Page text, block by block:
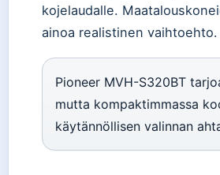
kojelaudalle.
ainoa realistinen vaihtoehto.
Pioneer MVH-S320BT
mutta kompaktimmassa
käytännöllisen valinnan